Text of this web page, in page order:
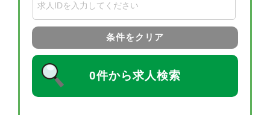
条件をクリア
0件から求人検索